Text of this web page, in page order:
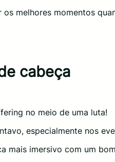
os melhores momentos
cabeça
no meio de uma luta!
especialmente nos
mais imersivo com um